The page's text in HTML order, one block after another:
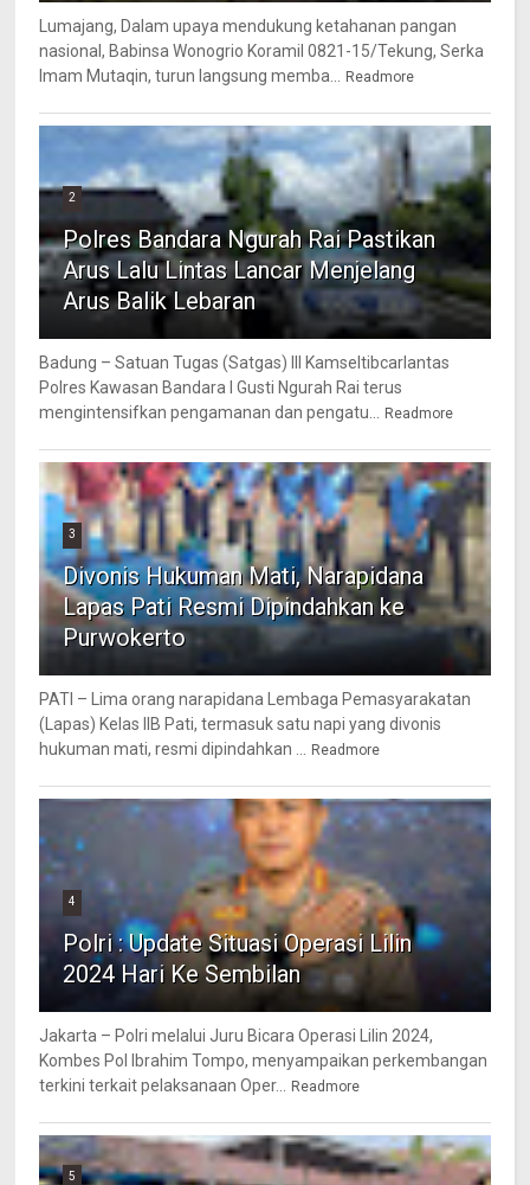
Lumajang, Dalam upaya mendukung ketahanan pangan
nasional, Babinsa Wonogrio Koramil 0821-15/Tekung, Serka
Imam Mutaqin, turun langsung memba...
Readmore
2
Polres Bandara Ngurah Rai Pastikan
Arus Lalu Lintas Lancar Menjelang
Arus Balik Lebaran
Badung – Satuan Tugas (Satgas) III Kamseltibcarlantas
Polres Kawasan Bandara I Gusti Ngurah Rai terus
mengintensifkan pengamanan dan pengatu...
Readmore
3
Divonis Hukuman Mati, Narapidana
Lapas Pati Resmi Dipindahkan ke
Purwokerto
PATI – Lima orang narapidana Lembaga Pemasyarakatan
(Lapas) Kelas IIB Pati, termasuk satu napi yang divonis
hukuman mati, resmi dipindahkan ...
Readmore
4
Polri : Update Situasi Operasi Lilin
2024 Hari Ke Sembilan
Jakarta – Polri melalui Juru Bicara Operasi Lilin 2024,
Kombes Pol Ibrahim Tompo, menyampaikan perkembangan
terkini terkait pelaksanaan Oper...
Readmore
5